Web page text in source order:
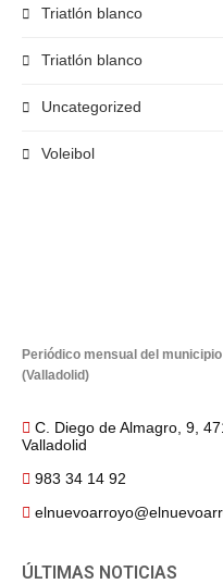
Triatlón blanco
Triatlón blanco
Uncategorized
Voleibol
Periódico mensual del
(Valladolid)
C. Diego de Almagro, 9,
Valladolid
983 34 14 92
ÚLTIMAS NOTICIAS